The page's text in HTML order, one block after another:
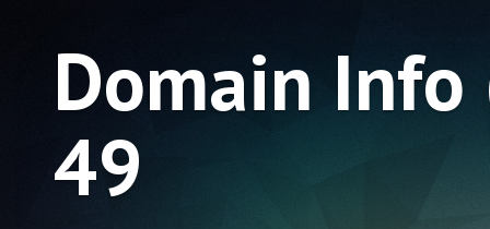
Domain
49